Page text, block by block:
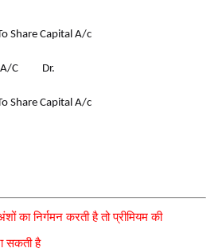
Share Capital A/c
A/C Dr.
Share Capital A/c
का निर्गमन करती है तो प्रीमियम की
सकती है